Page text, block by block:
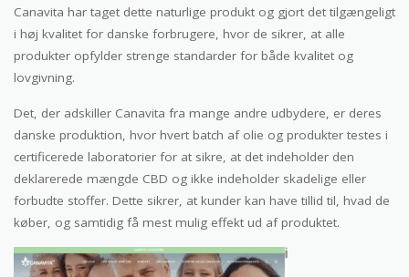
Canavita har taget dette naturlige produkt og gjort det tilgængeligt
i høj kvalitet for danske forbrugere, hvor de sikrer, at alle
produkter opfylder strenge standarder for både kvalitet og
lovgivning.
Det, der adskiller Canavita fra mange andre udbydere, er deres
danske produktion, hvor hvert batch af olie og produkter testes i
certificerede laboratorier for at sikre, at det indeholder den
deklarerede mængde CBD og ikke indeholder skadelige eller
forbudte stoffer. Dette sikrer, at kunder kan have tillid til, hvad de
køber, og samtidig få mest mulig effekt ud af produktet.